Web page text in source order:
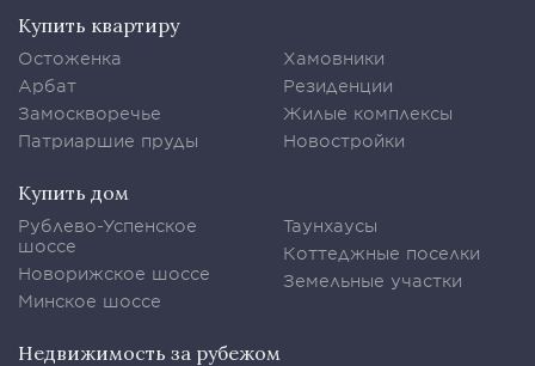
Купить квартиру
Остоженка
Арбат
Замоскворечье
Патриаршие пруды
Хамовники
Резиденции
Жилые комплексы
Новостройки
Купить дом
Рублево-Успенское
шоссе
Новорижское шоссе
Минское шоссе
Таунхаусы
Коттеджные поселки
Земельные участки
Недвижимость за рубежом